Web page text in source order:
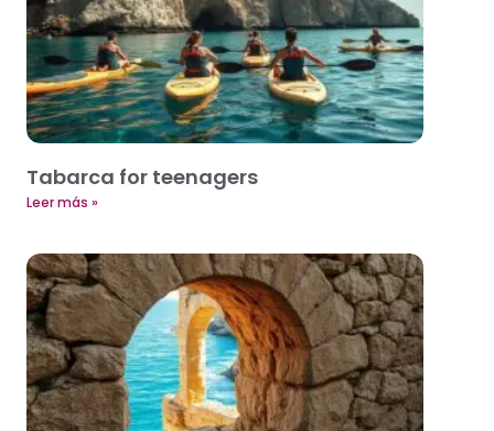
Tabarca for teenagers
Leer más »